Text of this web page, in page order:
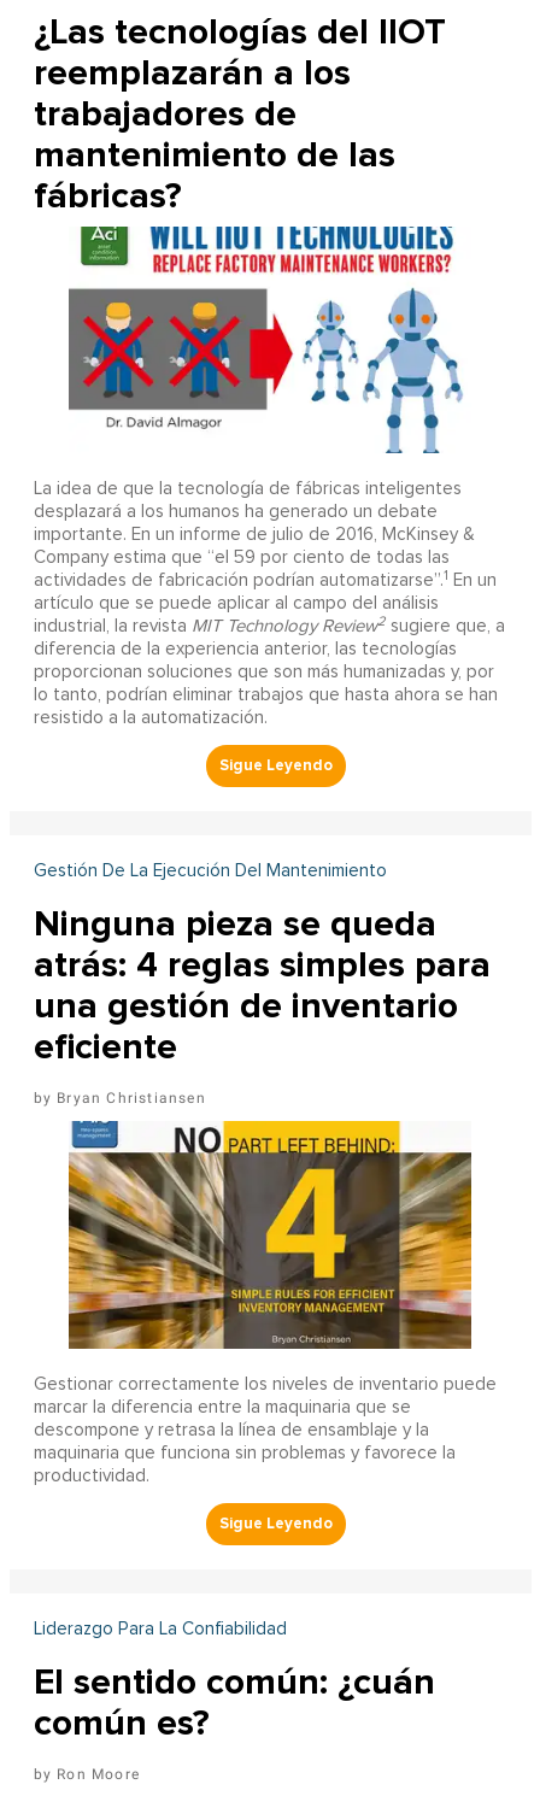
¿Las tecnologías del IIOT
reemplazarán a los
trabajadores de
mantenimiento de las
fábricas?
La idea de que la tecnología de fábricas inteligentes
desplazará a los humanos ha generado un debate
importante. En un informe de julio de 2016, McKinsey &
Company estima que “el 59 por ciento de todas las
actividades de fabricación podrían automatizarse”.1
En un
artículo que se puede aplicar al campo del análisis
industrial, la revista MIT Technology Review2sugiere que, a
diferencia de la experiencia anterior, las tecnologías
proporcionan soluciones que son más humanizadas y, por
lo tanto, podrían eliminar trabajos que hasta ahora se han
resistido a la automatización.
Gestión De La Ejecución Del Mantenimiento
Ninguna pieza se queda
atrás: 4 reglas simples para
una gestión de inventario
eficiente
Bryan Christiansen
Gestionar correctamente los niveles de inventario puede
marcar la diferencia entre la maquinaria que se
descompone y retrasa la línea de ensamblaje y la
maquinaria que funciona sin problemas y favorece la
productividad.
Liderazgo Para La Confiabilidad
El sentido común: ¿cuán
común es?
Ron Moore